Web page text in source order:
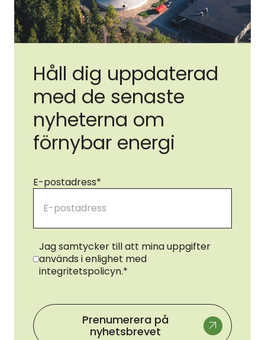
Håll dig uppdaterad
med de senaste
nyheterna om
förnybar energi
E-postadress*
Samtycke*
Jag samtycker till att mina uppgifter
används i enlighet med
integritetspolicyn.*
Prenumerera på
nyhetsbrevet